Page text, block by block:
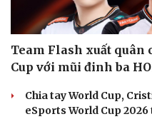
Team Flash xuất quân
Cup với mũi đinh ba
Chia tay World Cup,
eSports World Cup 2026